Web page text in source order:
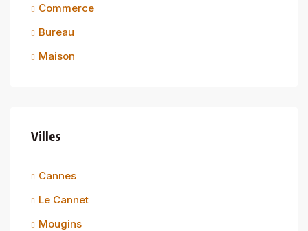
Commerce
Bureau
Maison
Villes
Cannes
Le Cannet
Mougins